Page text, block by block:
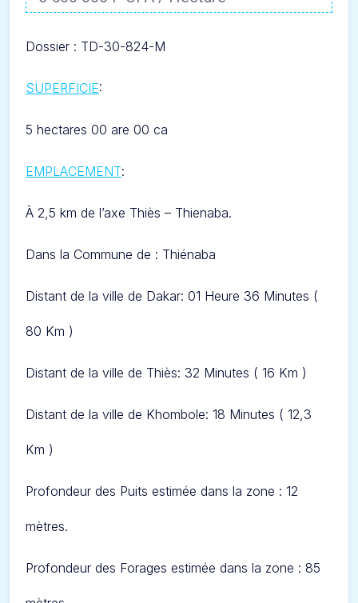
Dossier : TD-30-824-M
SUPERFICIE:
5 hectares 00 are 00 ca
EMPLACEMENT:
À 2,5 km de l’axe Thiès – Thienaba.
Dans la Commune de : Thiénaba
Distant de la ville de Dakar: 01 Heure 36 Minutes (
80 Km )
Distant de la ville de Thiès: 32 Minutes ( 16 Km )
Distant de la ville de Khombole: 18 Minutes ( 12,3
Km )
Profondeur des Puits estimée dans la zone : 12
mètres.
Profondeur des Forages estimée dans la zone : 85